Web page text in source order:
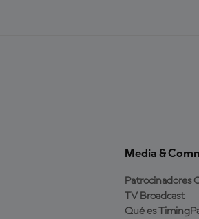
Media &
Patrocinadores
TV Broadcast
Qué es